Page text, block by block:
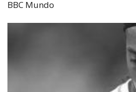
BBC Mundo